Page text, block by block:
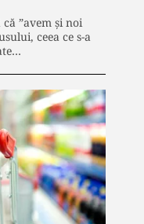
”avem și noi
ceea ce s-a